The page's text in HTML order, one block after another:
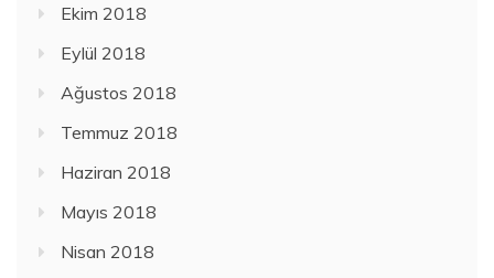
Ekim 2018
Eylül 2018
Ağustos 2018
Temmuz 2018
Haziran 2018
Mayıs 2018
Nisan 2018